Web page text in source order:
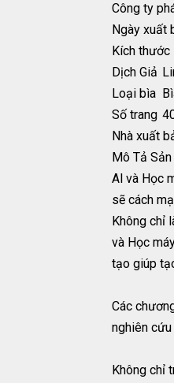
Công ty
Ngày xuất
Kích thước
Dịch Giả
Loại bìa
Số trang
Nhà xuất
Mô Tả
Al và Học
sẽ cách
Không chỉ
và Học
tạo giúp
Các
nghiên
Không chỉ